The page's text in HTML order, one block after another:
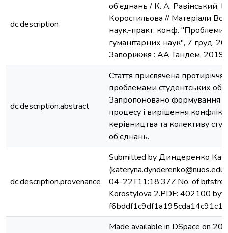
dc.description
об’єднань / К. А. Равінський, І.
Коростильова // Матеріали
наук.-практ. конф. "Проблеми
гуманітарних наук", 7 груд.
Запоріжжя : АА Тандем, 2019.
dc.description.abstract
Стаття присвячена
проблемами студентських
Запропоновано формування
процесу і вирішення
керівництва та колективу
об’єднань.
dc.description.provenance
Submitted by Диндеренко
04-22T11:18:37Z No. of
Korostylova 2.PDF: 402100
Made available in DSpace on